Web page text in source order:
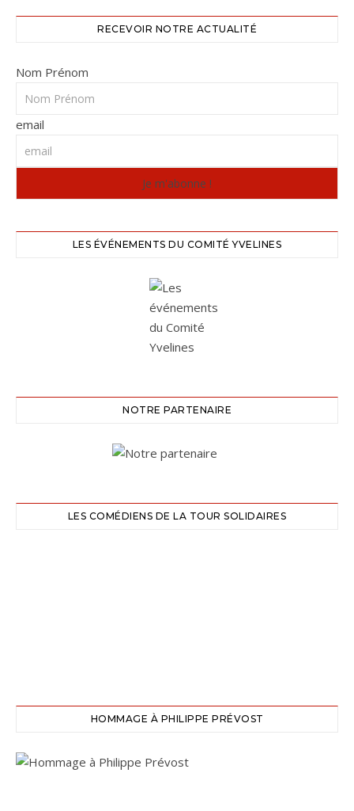
RECEVOIR NOTRE ACTUALITÉ
Nom Prénom
email
LES ÉVÉNEMENTS DU COMITÉ YVELINES
NOTRE PARTENAIRE
LES COMÉDIENS DE LA TOUR SOLIDAIRES
HOMMAGE À PHILIPPE PRÉVOST